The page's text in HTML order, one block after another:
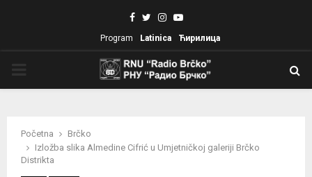
Facebook
TwitterInstagram
Youtube
Program Latinica Ћирилица
Početna
Brčko
Izložba slika Almedine Cifrić u Umjetničkoj galeriji Brčko
Distrikta